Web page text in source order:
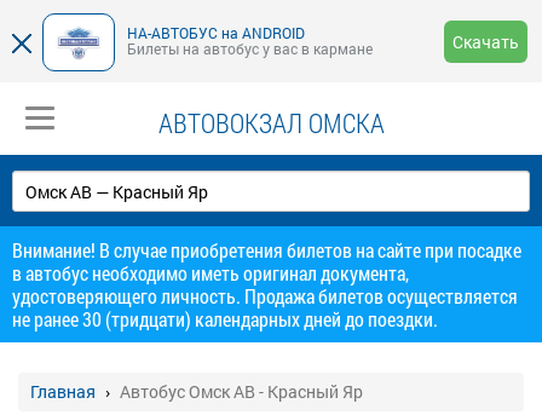
НА-АВТОБУС на ANDROID
Билеты на автобус у вас в кармане
Скачать
АВТОВОКЗАЛ ОМСКА
Внимание! В случае приобретения билетов на сайте при посадке
в автобус необходимо иметь оригинал документа,
удостоверяющего личность. Продажа билетов осуществляется
не ранее 30 (тридцати) календарных дней до поездки.
Главная Автобус Омск АВ - Красный Яр